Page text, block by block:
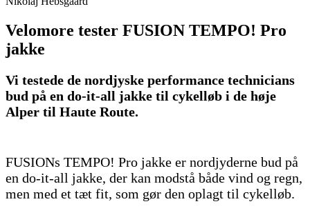
Velomore tester FUSION TEMPO! Pro
jakke
Vi testede de nordjyske performance technicians
bud på en do-it-all jakke til cykelløb i de høje
Alper til Haute Route.
FUSIONs TEMPO! Pro jakke er nordjyderne bud på
en do-it-all jakke, der kan modstå både vind og regn,
men med et tæt fit, som gør den oplagt til cykelløb.